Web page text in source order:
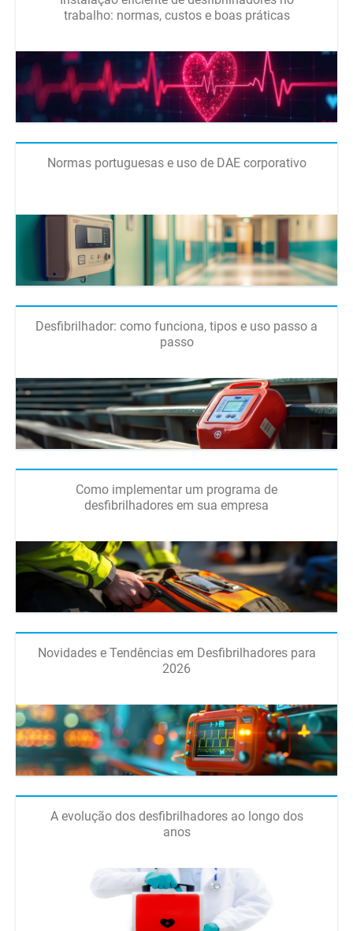
trabalho: normas, custos e boas práticas
Normas portuguesas e uso de DAE corporativo
Desfibrilhador: como funciona, tipos e uso passo a
passo
Como implementar um programa de
desfibrilhadores em sua empresa
Novidades e Tendências em Desfibrilhadores para
2026
A evolução dos desfibrilhadores ao longo dos
anos